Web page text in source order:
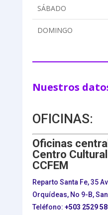
SÁBADO
DOMINGO
Nuestros
OFICINAS:
Oficinas
Centro
CCFEM
Reparto Santa Fe, 35
Orquídeas, No 9-B,
Teléfono: +503 2529